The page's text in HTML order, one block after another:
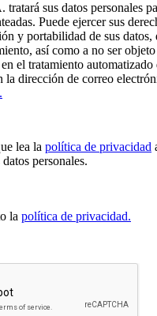
sus datos personales
Puede ejercer sus
y portabilidad de sus
así como a no ser
el tratamiento automatizado
la dirección de correo
lea la política de privacidad
personales.
la política de privacidad.